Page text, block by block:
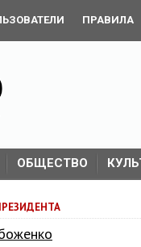
ПРАВИЛА
ОБЩЕСТВО